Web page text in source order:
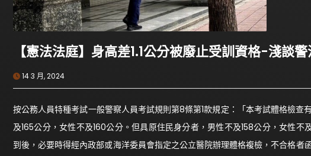
【憲法法庭】身高差1.1公分被廢止受訓資格-淺談
14 3 月, 2024
按公務人員特種考試一般警察人員考試規則第8條第1款規定：「本考試體格檢
及165公分，女性不及160公分。但具原住民身分者，男性不及158公分，女性
到後，必要時得經內政部或海洋委員會指定之公立醫院辦理體格複檢，不合格